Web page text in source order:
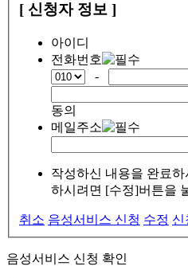
[ 신청자 정보 ]
아이디
전화번호
-
동의
메일주소
작성하신 내용을 완료
하시려면 [수정]버튼을
취소 음성서비스 신청 수정 신
음성서비스 신청 확인